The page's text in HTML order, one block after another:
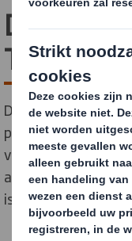
DS
Tilburg,
DS Smith Tilburg is
productie van
verpakkingen voor
automotive en van
is het "center of